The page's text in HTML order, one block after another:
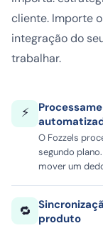
cliente. Importe
integração do
trabalhar.
⚡
O Fozzels
segundo
mover um
🔁
produto